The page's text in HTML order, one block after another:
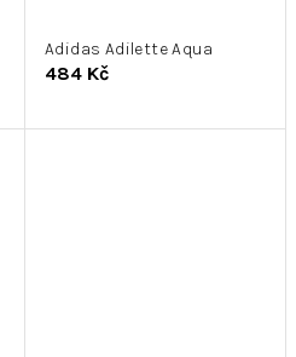
Adidas Adilette Aqua
484 Kč